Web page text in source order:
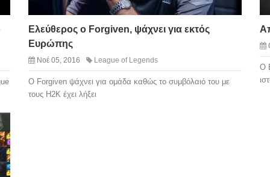
Ελεύθερος ο Forgiven, ψάχνει για εκτός
Ευρώπης
Νοέ 05, 2016 League of Legends
O Forgiven ψάχνει για ομάδα καθώς το συμβόλαιό του με
τους H2K έχει λήξει
Ο